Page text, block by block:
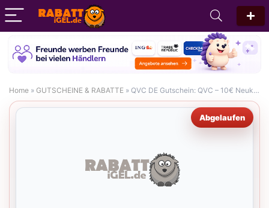
Home » GUTSCHEINE & RABATTE » QVC DE Gutschein: QVC – 10€ Neukunden-Gutschein Mai 2026
Abgelaufen